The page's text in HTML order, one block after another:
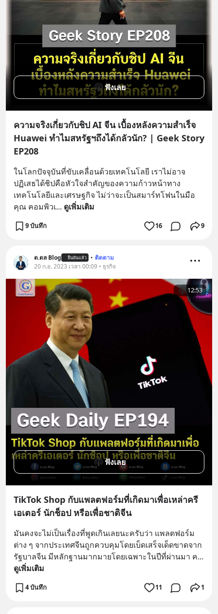
ฟังเลย
ความจริงเกี่ยวกับชิป AI จีน เบื้องหลังความสำเร็จ
Huawei ทำไมสหรัฐฯถึงได้กลัวนัก? | Geek Story
EP208
ในโลกปัจจุบันที่ขับเคลื่อนด้วยเทคโนโลยี เราไม่อาจ
ปฏิเสธได้ชิปคือหัวใจสำคัญของความก้าวหน้าทาง
เทคโนโลยีและเศรษฐกิจ ไม่ว่าจะเป็นสมาร์ทโฟนในมือ
คุณ คอมพิวเ... ดูเพิ่มเติม
9 บันทึก 16 9
ด.ดล Blog ยืนยันแล้ว • ติดตาม
20 ก.ย. 2023 เวลา 00:09 • ธุรกิจ
12:53
ฟังเลย
TikTok Shop กับแพลตฟอร์มที่เกิดมาเพื่อเหล่าครี
เอเตอร์ นักช็อป หรือเพื่อชาติจีน
มันคงจะไม่เป็นเรื่องที่พูดเกินเลยนะครับว่า แพลตฟอร์ม
ต่าง ๆ จากประเทศจีนถูกควบคุมโดยเบ็ดเสร็จเด็ดขาดจาก
รัฐบาลจีน มีหลักฐานมากมายโดยเฉพาะในปีที่ผ่านมา ค
ดูเพิ่มเติม
4 บันทึก 11 1